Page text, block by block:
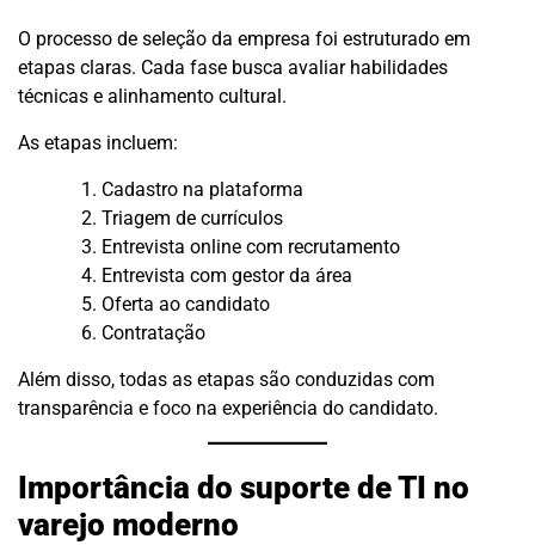
O processo de seleção da empresa foi estruturado em
etapas claras. Cada fase busca avaliar habilidades
técnicas e alinhamento cultural.
As etapas incluem:
Cadastro na plataforma
Triagem de currículos
Entrevista online com recrutamento
Entrevista com gestor da área
Oferta ao candidato
Contratação
Além disso, todas as etapas são conduzidas com
transparência e foco na experiência do candidato.
Importância do suporte de TI no
varejo moderno